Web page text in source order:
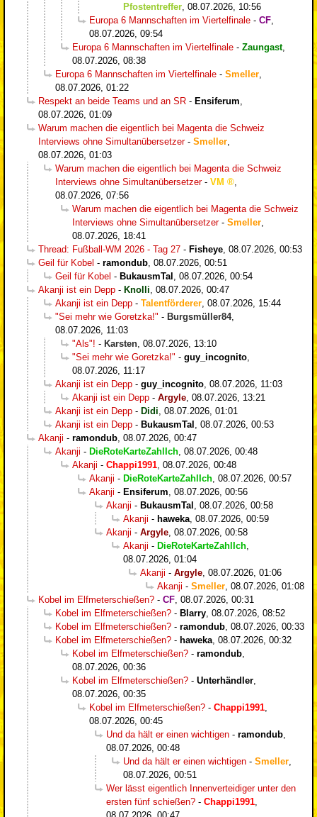
Pfostentreffer 08.07.2026, 10:56
Europa 6 Mannschaften im Viertelfinale - CF
08.07.2026, 09:54
Europa 6 Mannschaften im Viertelfinale - Zaungast,
08.07.2026, 08:38
Europa 6 Mannschaften im Viertelfinale - Smeller
08.07.2026, 01:22
Respekt an beide Teams und an SR - Ensiferum
08.07.2026, 01:09
Warum machen die eigentlich bei Magenta die Schweiz
Interviews ohne Simultanübersetzer- Smeller
08.07.2026, 01:03
Warum machen die eigentlich bei Magenta die Schweiz
Interviews ohne Simultanübersetzer- VM
08.07.2026, 07:56
Warum machen die eigentlich bei Magenta die Schweiz
Interviews ohne Simultanübersetzer- Smeller
08.07.2026, 18:41
Thread: Fußball-WM 2026 - Tag 27 - Fisheye 08.07.2026, 00:53
Geil für Kobel - ramondub 08.07.2026, 00:51
Geil für Kobel - BukausmTal
08.07.2026, 00:54
Akanji ist ein Depp - Knolli 08.07.2026, 00:47
Akanji ist ein Depp - Talentförderer 08.07.2026, 15:44
"Sei mehr wie Goretzka!" - Burgsmüller84,
08.07.2026, 11:03
"Als"! - Karsten 08.07.2026, 13:10
"Sei mehr wie Goretzka!" - guy_incognito
08.07.2026, 11:17
Akanji ist ein Depp - guy_incognito 08.07.2026, 11:03
Akanji ist ein Depp - Argyle 08.07.2026, 13:21
Akanji ist ein Depp - Didi 08.07.2026, 01:01
Akanji ist ein Depp - BukausmTal
08.07.2026, 00:53
Akanji - ramondub 08.07.2026, 00:47
Akanji - DieRoteKarteZahlIch 08.07.2026, 00:48
Akanji - Chappi1991 08.07.2026, 00:48
Akanji - DieRoteKarteZahlIch 08.07.2026, 00:57
Akanji - Ensiferum 08.07.2026, 00:56
Akanji - BukausmTal
08.07.2026, 00:58
Akanji - haweka 08.07.2026, 00:59
Akanji - Argyle 08.07.2026, 00:58
Akanji - DieRoteKarteZahlIch
08.07.2026, 01:04
Akanji - Argyle 08.07.2026, 01:06
Akanji - Smeller 08.07.2026, 01:08
Kobel im Elfmeterschießen? - CF 08.07.2026, 00:31
Kobel im Elfmeterschießen? - Blarry 08.07.2026, 08:52
Kobel im Elfmeterschießen? - ramondub 08.07.2026, 00:33
Kobel im Elfmeterschießen? - haweka 08.07.2026, 00:32
Kobel im Elfmeterschießen? - ramondub
08.07.2026, 00:36
Kobel im Elfmeterschießen? - Unterhändler
08.07.2026, 00:35
Kobel im Elfmeterschießen? - Chappi1991
08.07.2026, 00:45
Und da hält er einen wichtigen - ramondub
08.07.2026, 00:48
Und da hält er einen wichtigen - Smeller
08.07.2026, 00:51
Wer lässt eigentlich Innenverteidiger unter den
ersten fünf schießen? - Chappi1991